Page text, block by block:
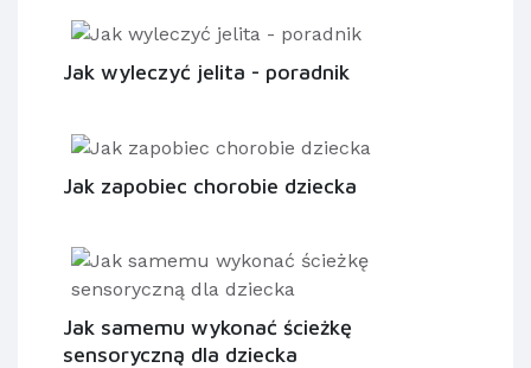
Jak wyleczyć jelita - poradnik
Jak zapobiec chorobie dziecka
Jak samemu wykonać ścieżkę
sensoryczną dla dziecka